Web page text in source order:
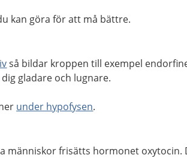
kan göra för att må bättre.
så bildar kroppen till exempel
gladare och lugnare.
under hypofysen.
människor frisätts hormonet oxytocin.